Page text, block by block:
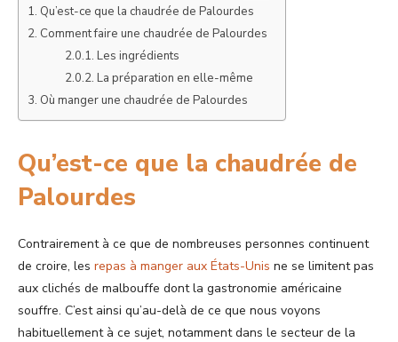
Qu’est-ce que la chaudrée de Palourdes
Comment faire une chaudrée de Palourdes
Les ingrédients
La préparation en elle-même
Où manger une chaudrée de Palourdes
Qu’est-ce que la chaudrée de
Palourdes
Contrairement à ce que de nombreuses personnes continuent
de croire, les repas à manger aux États-Unis ne se limitent pas
aux clichés de malbouffe dont la gastronomie américaine
souffre. C’est ainsi qu’au-delà de ce que nous voyons
habituellement à ce sujet, notamment dans le secteur de la